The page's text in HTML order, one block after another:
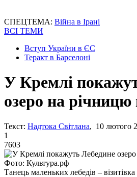
СПЕЦТЕМА: Війна в Ірані
ВСІ ТЕМИ
Вступ України в ЄС
Теракт в Барселоні
У Кремлі
озеро на річницю
Текст: Надтока Світлана, 10 лютого
1
7603
Фото: Культура.рф
Танець маленьких лебедів –